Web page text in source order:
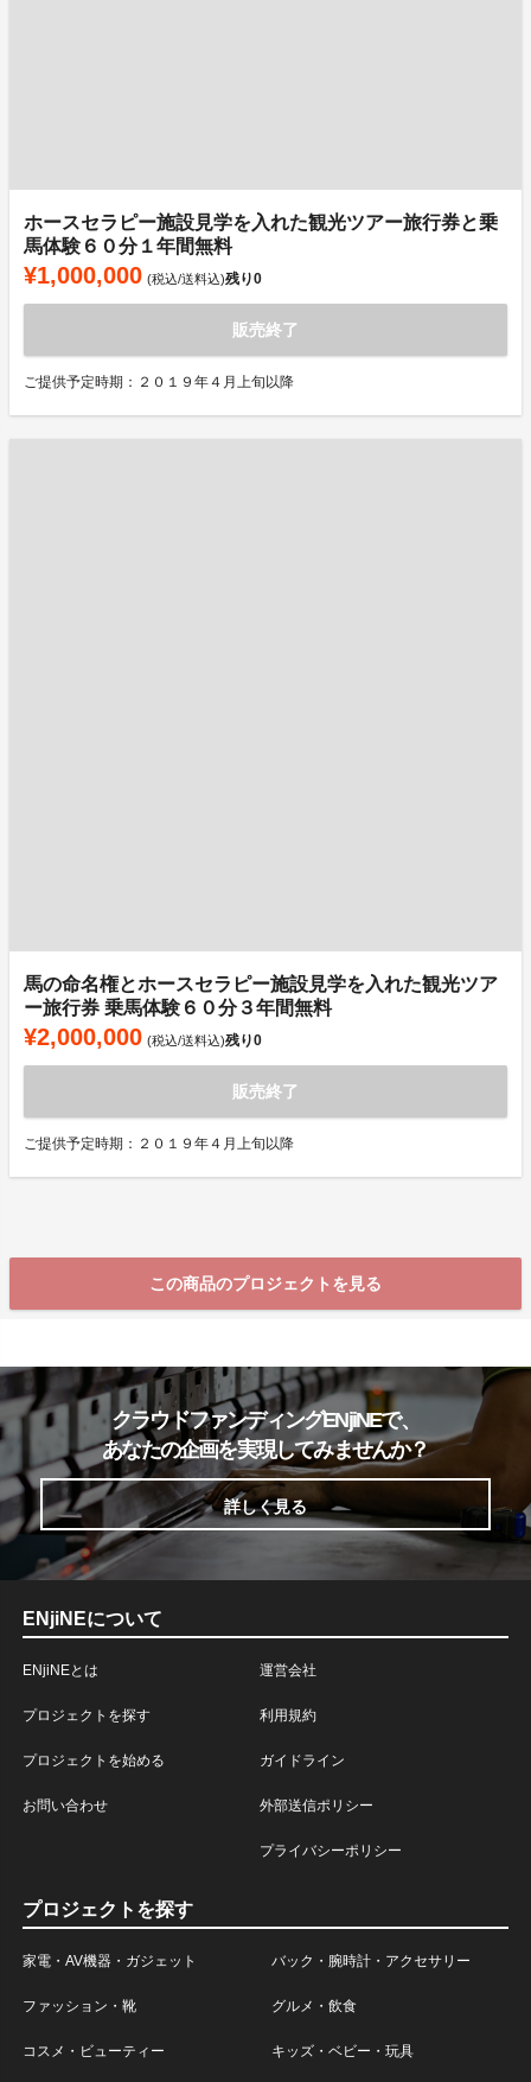
ホースセラピー施設見学を入れた観光ツアー旅行券と乗
馬体験６０分１年間無料
¥1,000,000 (税込/送料込)残り0
販売終了
ご提供予定時期：２０１９年４月上旬以降
馬の命名権とホースセラピー施設見学を入れた観光ツア
ー旅行券 乗馬体験６０分３年間無料
¥2,000,000 (税込/送料込)残り0
販売終了
ご提供予定時期：２０１９年４月上旬以降
この商品のプロジェクトを見る
クラウドファンディングENjiNEで、
あなたの企画を実現してみませんか？
詳しく見る
ENjiNEについて
ENjiNEとは
プロジェクトを探す
プロジェクトを始める
お問い合わせ
運営会社
利用規約
ガイドライン
外部送信ポリシー
プライバシーポリシー
プロジェクトを探す
家電・AV機器・ガジェット バック・腕時計・アクセサリー
ファッション・靴 グルメ・飲食
コスメ・ビューティー キッズ・ベビー・玩具